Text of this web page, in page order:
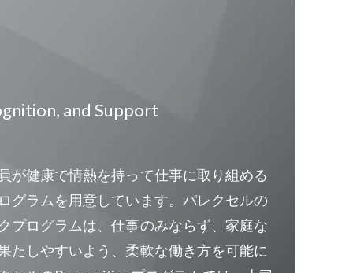
and Support
が健康で情熱を持って仕事に取り組める
グラムを用意しています。パレクセルの
プログラムは、仕事のみならず、家庭な
たしやすいよう、柔軟な働き方を可能に